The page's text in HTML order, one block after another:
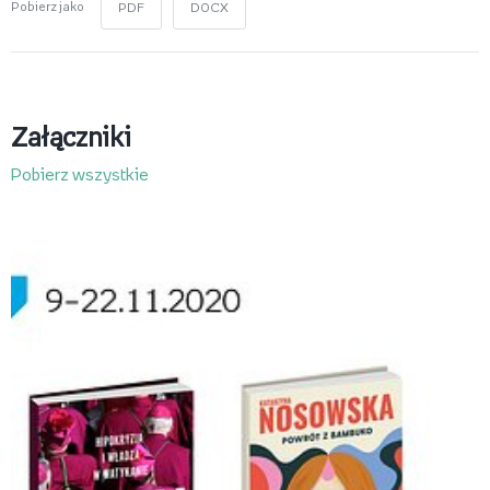
Pobierz jako PDF DOCX
Załączniki
Pobierz wszystkie